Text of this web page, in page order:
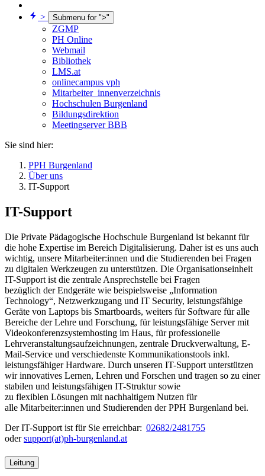
> Submenu for ">"
ZGMP
PH Online
Webmail
Bibliothek
LMS.at
onlinecampus vph
Mitarbeiter_innenverzeichnis
Hochschulen Burgenland
Bildungsdirektion
Meetingserver BBB
Sie sind hier:
PPH Burgenland
Über uns
IT-Support
IT-Support
Die Private Pädagogische Hochschule Burgenland ist bekannt für
die hohe Expertise im Bereich Digitalisierung. Daher ist es uns auch
wichtig, unsere Mitarbeiter:innen und die Studierenden bei Fragen
zu digitalen Werkzeugen zu unterstützen. Die Organisationseinheit
IT-Support ist die zentrale Ansprechstelle bei Fragen
bezüglich der Endgeräte wie beispielsweise „Information
Technology“, Netzwerkzugang und IT Security, leistungsfähige
Geräte von Laptops bis Smartboards, weiters für Software für alle
Bereiche der Lehre und Forschung, für leistungsfähige Server mit
Videokonferenzsystemhosting im Haus, für professionelle
Lehrveranstaltungsaufzeichnungen, zentrale Druckverwaltung, E-
Mail-Service und verschiedenste Kommunikationstools inkl.
leistungsfähiger Hardware. Durch unseren IT-Support unterstützen
wir innovatives Lernen, Lehren und Forschen und tragen so zu einer
stabilen und leistungsfähigen IT-Struktur sowie
zu flexiblen Lösungen mit nachhaltigem Nutzen für
alle Mitarbeiter:innen und Studierenden der PPH Burgenland bei.
Der IT-Support ist für Sie erreichbar: 02682/2481755
odersupport(at)ph-burgenland.at
Leitung